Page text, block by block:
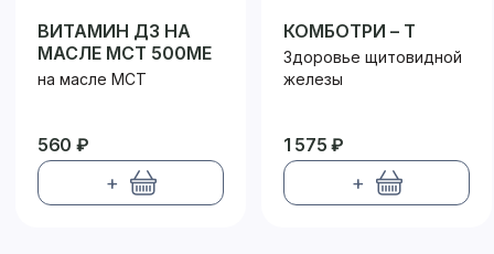
ВИТАМИН Д3 НА
МАСЛЕ МСТ 500МЕ
на масле МСТ
560 ₽
+
КОМБОТРИ – Т
Здоровье щитовидной
железы
1 575 ₽
+